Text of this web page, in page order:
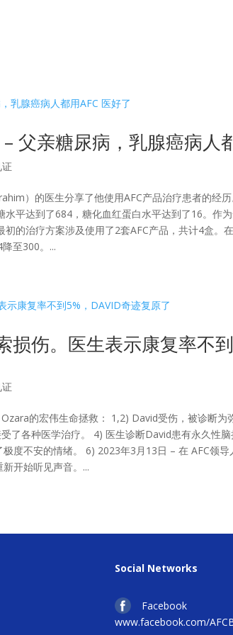
父亲糖尿病，乳腺癌病人
）的医生分享了他使用AFC产品治疗患者的经
水平达到了684，糖化血红蛋白水平达到了16。作
的治疗方案涉及使用了2套AFC产品，共计4盒。
至300。...
损伤。医生表示康复率不
的宏伟生命拯救： 1,2) David受伤，被诊断为
了各种医学治疗。 4) 医生诊断David患有永久性
度不安的情绪。 6) 2023年3月13日 – 在 AFC领
开始听见声音。...
Social Networks
Facebook
www.facebook.com/